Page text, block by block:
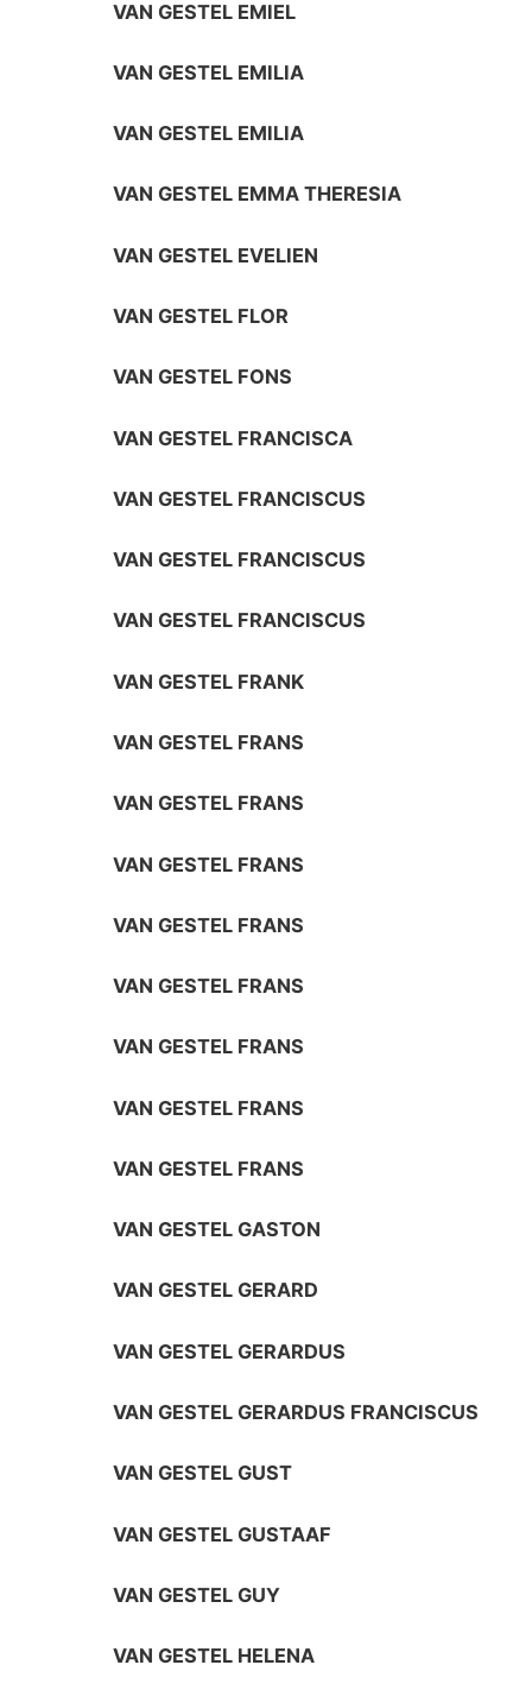
VAN GESTEL EMIEL
VAN GESTEL EMILIA
VAN GESTEL EMILIA
VAN GESTEL EMMA THERESIA
VAN GESTEL EVELIEN
VAN GESTEL FLOR
VAN GESTEL FONS
VAN GESTEL FRANCISCA
VAN GESTEL FRANCISCUS
VAN GESTEL FRANCISCUS
VAN GESTEL FRANCISCUS
VAN GESTEL FRANK
VAN GESTEL FRANS
VAN GESTEL FRANS
VAN GESTEL FRANS
VAN GESTEL FRANS
VAN GESTEL FRANS
VAN GESTEL FRANS
VAN GESTEL FRANS
VAN GESTEL FRANS
VAN GESTEL GASTON
VAN GESTEL GERARD
VAN GESTEL GERARDUS
VAN GESTEL GERARDUS FRANCISCUS
VAN GESTEL GUST
VAN GESTEL GUSTAAF
VAN GESTEL GUY
VAN GESTEL HELENA